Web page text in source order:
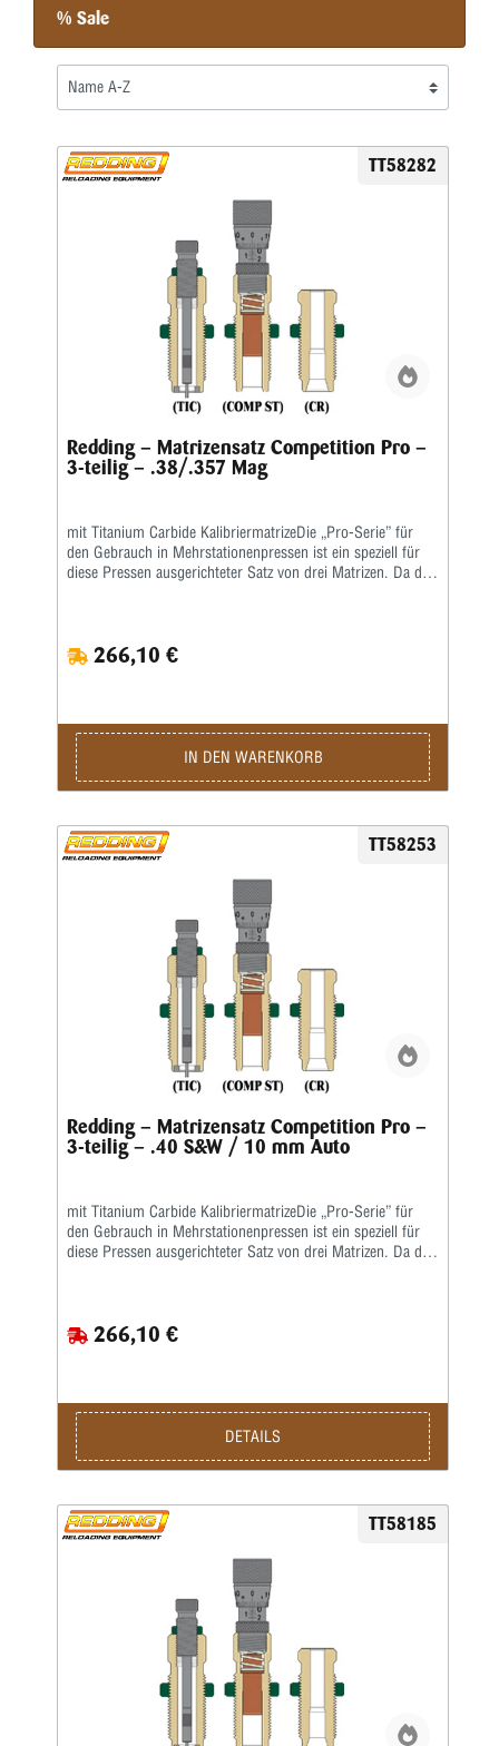
% Sale
TT58282
Redding – Matrizensatz Competition Pro –
3-teilig – .38/.357 Mag
mit Titanium Carbide KalibriermatrizeDie „Pro-Serie” für
den Gebrauch in Mehrstationenpressen ist ein speziell für
diese Pressen ausgerichteter Satz von drei Matrizen. Da die
hervorragende Redding-Titaniumkarbidmatrize enthalten,
die komplett mit Ausstoßer geliefert wird. Die richtige
in der „Pro-Serie” nur für das Setzen des Geschosses, nicht
für das anschließende Crimpen, ausgelegt. Für das Bördeln
wiederum enthält der Matrizensatz die Redding-
Profilcrimpmatrize (P) oder Taper Crimp-Matrizen (T).
266,10 €
IN DEN WARENKORB
TT58253
Redding – Matrizensatz Competition Pro –
3-teilig – .40 S&W / 10 mm Auto
mit Titanium Carbide KalibriermatrizeDie „Pro-Serie” für
den Gebrauch in Mehrstationenpressen ist ein speziell für
diese Pressen ausgerichteter Satz von drei Matrizen. Da die
hervorragende Redding-Titaniumkarbidmatrize enthalten,
die komplett mit Ausstoßer geliefert wird. Die richtige
in der „Pro-Serie” nur für das Setzen des Geschosses, nicht
für das anschließende Crimpen, ausgelegt. Für das Bördeln
wiederum enthält der Matrizensatz die Redding-
Profilcrimpmatrize (P) oder Taper Crimp-Matrizen (T).
266,10 €
DETAILS
TT58185